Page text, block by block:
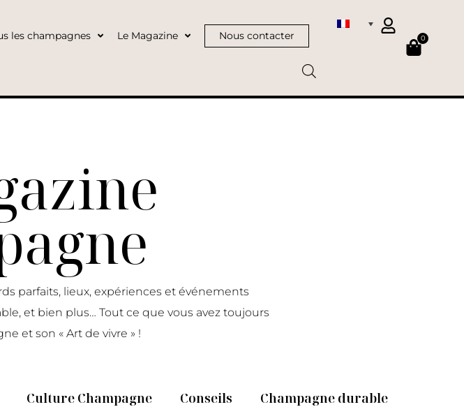
les champagnes Le Magazine Nous contacter 0
parfaits, lieux, expériences et événements
et bien plus… Tout ce que vous avez toujours
et son « Art de vivre » !
Culture Champagne Conseils Champagne durable